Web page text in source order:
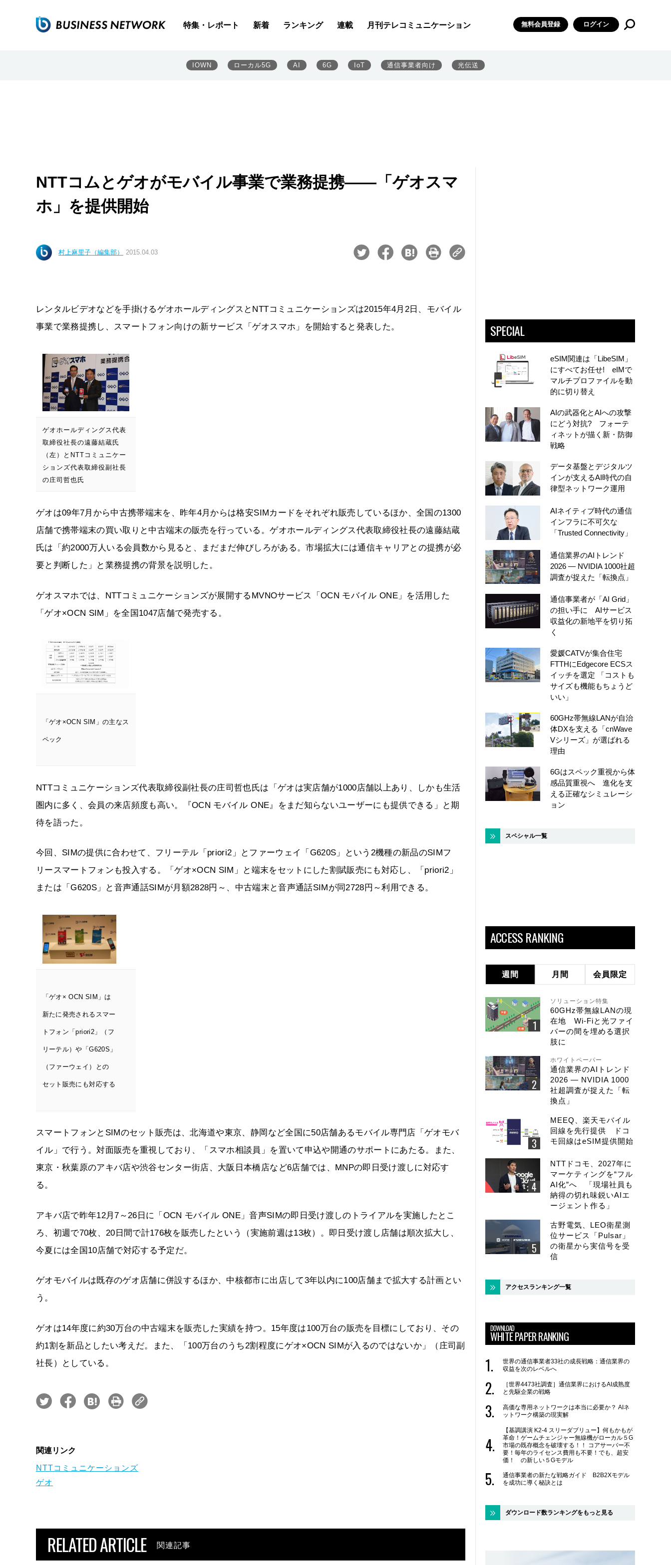
特集・レポート 新着 ランキング 連載 月刊テレコミュニケーション 無料会員登録 ログイン
IOWN ローカル5G AI 6G IoT 通信事業者向け 光伝送
NTTコムとゲオがモバイル事業で業務提携――「ゲオスマ
ホ」を提供開始
村上麻里子（編集部） 2015.04.03
レンタルビデオなどを手掛けるゲオホールディングスとNTTコミュニケーションズは2015年4月2日、モバイル
事業で業務提携し、スマートフォン向けの新サービス「ゲオスマホ」を開始すると発表した。
ゲオホールディングス代表
取締役社長の遠藤結蔵氏
（左）とNTTコミュニケー
ションズ代表取締役副社長
の庄司哲也氏
ゲオは09年7月から中古携帯端末を、昨年4月からは格安SIMカードをそれぞれ販売しているほか、全国の1300
店舗で携帯端末の買い取りと中古端末の販売を行っている。ゲオホールディングス代表取締役社長の遠藤結蔵
氏は「約2000万人いる会員数から見ると、まだまだ伸びしろがある。市場拡大には通信キャリアとの提携が必
要と判断した」と業務提携の背景を説明した。
ゲオスマホでは、NTTコミュニケーションズが展開するMVNOサービス「OCN モバイル ONE」を活用した
「ゲオ×OCN SIM」を全国1047店舗で発売する。
「ゲオ×OCN SIM」の主なス
ペック
NTTコミュニケーションズ代表取締役副社長の庄司哲也氏は「ゲオは実店舗が1000店舗以上あり、しかも生活
圏内に多く、会員の来店頻度も高い。『OCN モバイル ONE』をまだ知らないユーザーにも提供できる」と期
待を語った。
今回、SIMの提供に合わせて、フリーテル「priori2」とファーウェイ「G620S」という2機種の新品のSIMフ
リースマートフォンも投入する。「ゲオ×OCN SIM」と端末をセットにした割賦販売にも対応し、「priori2」
または「G620S」と音声通話SIMが月額2828円～、中古端末と音声通話SIMが同2728円～利用できる。
「ゲオ× OCN SIM」は
新たに発売されるスマー
トフォン「priori2」（フ
リーテル）や「G620S」
（ファーウェイ）との
セット販売にも対応する
スマートフォンとSIMのセット販売は、北海道や東京、静岡など全国に50店舗あるモバイル専門店「ゲオモバ
イル」で行う。対面販売を重視しており、「スマホ相談員」を置いて申込や開通のサポートにあたる。また、
東京・秋葉原のアキバ店や渋谷センター街店、大阪日本橋店など6店舗では、MNPの即日受け渡しに対応す
る。
アキバ店で昨年12月7～26日に「OCN モバイル ONE」音声SIMの即日受け渡しのトライアルを実施したとこ
ろ、初週で70枚、20日間で計176枚を販売したという（実施前週は13枚）。即日受け渡し店舗は順次拡大し、
今夏には全国10店舗で対応する予定だ。
ゲオモバイルは既存のゲオ店舗に併設するほか、中核都市に出店して3年以内に100店舗まで拡大する計画とい
う。
ゲオは14年度に約30万台の中古端末を販売した実績を持つ。15年度は100万台の販売を目標にしており、その
約1割を新品としたい考えだ。また、「100万台のうち2割程度にゲオ×OCN SIMが入るのではないか」（庄司副
社長）としている。
関連リンク
NTTコミュニケーションズ
ゲオ
RELATED ARTICLE 関連記事
SPECIAL
eSIM関連は「LibeSIM」
にすべてお任せ! eIMで
マルチプロファイルを動
的に切り替え
AIの武器化とAIへの攻撃
にどう対抗? フォーテ
ィネットが描く新・防御
戦略
データ基盤とデジタルツ
インが支えるAI時代の自
律型ネットワーク運用
AIネイティブ時代の通信
インフラに不可欠な
「Trusted Connectivity」
通信業界のAIトレンド
2026 ― NVIDIA 1000社超
調査が捉えた「転換点」
通信事業者が「AI Grid」
の担い手に AIサービス
収益化の新地平を切り拓
く
愛媛CATVが集合住宅
FTTHにEdgecore ECSス
イッチを選定 「コストも
サイズも機能もちょうど
いい」
60GHz帯無線LANが自治
体DXを支える「cnWave
Vシリーズ」が選ばれる
理由
6Gはスペック重視から体
感品質重視へ 進化を支
える正確なシミュレーシ
ョン
スペシャル一覧
ACCESS RANKING
週間 月間 会員限定
ソリューション特集
60GHz帯無線LANの現
在地 Wi-Fiと光ファイ
バーの間を埋める選択
肢に
ホワイトペーパー
通信業界のAIトレンド
2026 ― NVIDIA 1000
社超調査が捉えた「転
換点」
MEEQ、楽天モバイル
回線を先行提供 ドコ
モ回線はeSIM提供開始
NTTドコモ、2027年に
マーケティングを“フル
AI化”へ 「現場社員も
納得の切れ味鋭いAIエ
ージェント作る」
古野電気、LEO衛星測
位サービス「Pulsar」
の衛星から実信号を受
信
アクセスランキング一覧
DOWNLOAD
WHITE PAPER RANKING
世界の通信事業者33社の成長戦略：通信業界の
収益を次のレベルへ
［世界4473社調査］通信業界におけるAI成熟度
と先駆企業の戦略
高価な専用ネットワークは本当に必要か？ AIネ
ットワーク構築の現実解
【基調講演 K2-4 スリーダブリュー】何もかもが
革命！ゲームチェンジャー無線機がローカル５G
市場の既存概念を破壊する！！ コアサーバー不
要！毎年のライセンス費用も不要！でも、超安
価！ の新しい５Gモデル
通信事業者の新たな戦略ガイド B2B2Xモデル
を成功に導く秘訣とは
ダウンロード数ランキングをもっと見る